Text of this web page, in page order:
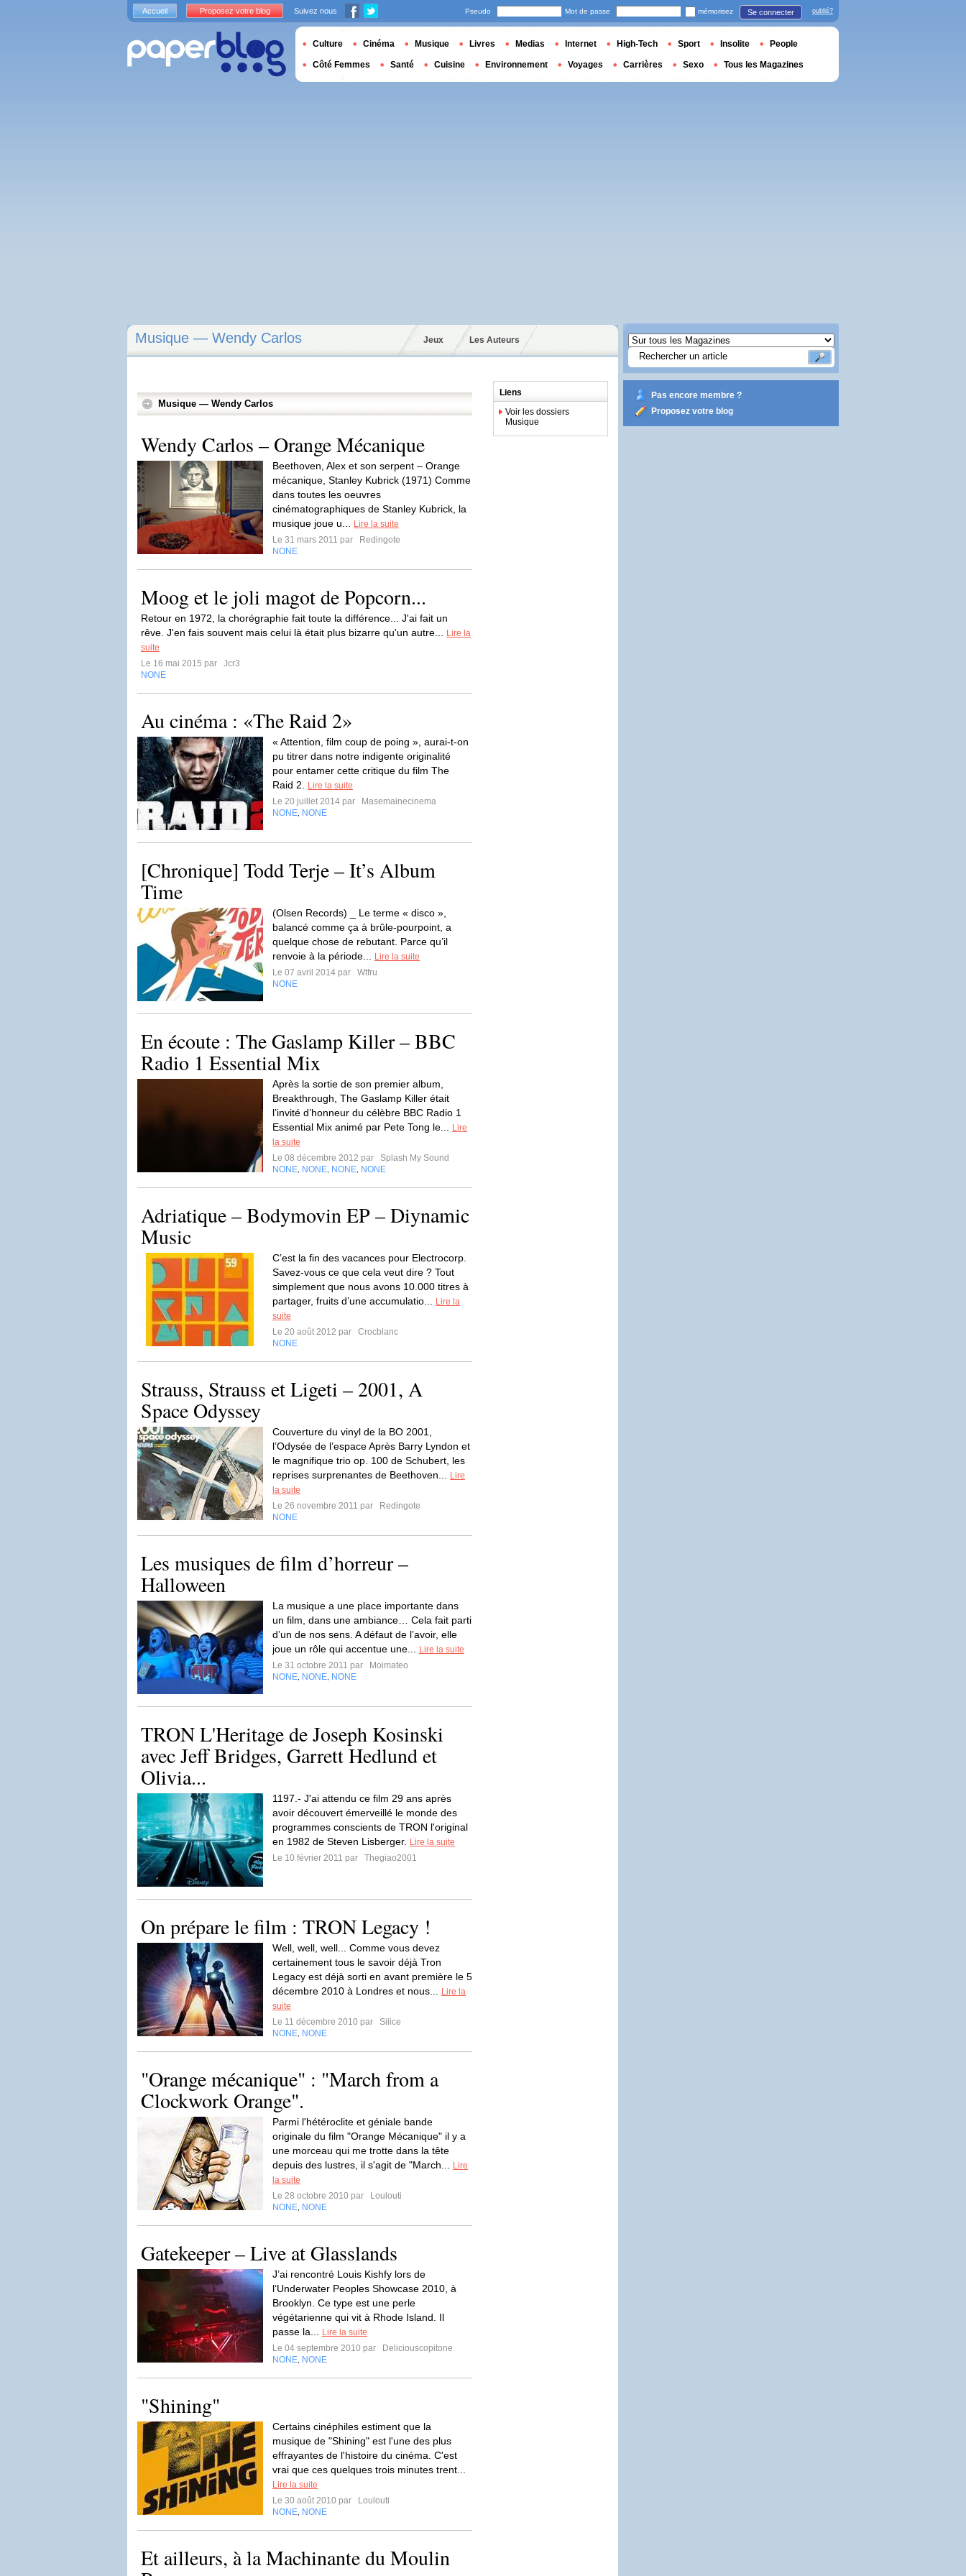
Musique — Wendy Carlos Jeux Les Auteurs
Musique — Wendy Carlos
Wendy Carlos – Orange Mécanique
Beethoven, Alex et son serpent – Orange
mécanique, Stanley Kubrick (1971) Comme
dans toutes les oeuvres
cinématographiques de Stanley Kubrick, la
musique joue u...
Lire la suite
Le 31 mars 2011 par
Redingote
NONE
Moog et le joli magot de Popcorn...
Retour en 1972, la chorégraphie fait toute la différence... J'ai fait un
rêve. J'en fais souvent mais celui là était plus bizarre qu'un autre...
Lire la
suite
Le 16 mai 2015 par
Jcr3
NONE
Au cinéma : «The Raid 2»
« Attention, film coup de poing », aurai-t-on
pu titrer dans notre indigente originalité
pour entamer cette critique du film The
Raid 2.
Lire la suite
Le 20 juillet 2014 par
Masemainecinema
NONE NONE
[Chronique] Todd Terje – It’s Album
Time
(Olsen Records) _ Le terme « disco »,
balancé comme ça à brûle-pourpoint, a
quelque chose de rebutant. Parce qu’il
renvoie à la période...
Lire la suite
Le 07 avril 2014 par
Wtfru
NONE
En écoute : The Gaslamp Killer – BBC
Radio 1 Essential Mix
Après la sortie de son premier album,
Breakthrough, The Gaslamp Killer était
l’invité d’honneur du célèbre BBC Radio 1
Essential Mix animé par Pete Tong le...
Lire
la suite
Le 08 décembre 2012 par
Splash My Sound
NONE NONE NONE NONE
Adriatique – Bodymovin EP – Diynamic
Music
C’est la fin des vacances pour Electrocorp.
Savez-vous ce que cela veut dire ? Tout
simplement que nous avons 10.000 titres à
partager, fruits d’une accumulatio...
Lire la
suite
Le 20 août 2012 par
Crocblanc
NONE
Strauss, Strauss et Ligeti – 2001, A
Space Odyssey
Couverture du vinyl de la BO 2001,
l’Odysée de l’espace Après Barry Lyndon et
le magnifique trio op. 100 de Schubert, les
reprises surprenantes de Beethoven...
Lire
la suite
Le 26 novembre 2011 par
Redingote
NONE
Les musiques de film d’horreur –
Halloween
La musique a une place importante dans
un film, dans une ambiance… Cela fait parti
d’un de nos sens. A défaut de l’avoir, elle
joue un rôle qui accentue une...
Lire la suite
Le 31 octobre 2011 par
Moimateo
NONE NONE NONE
TRON L'Heritage de Joseph Kosinski
avec Jeff Bridges, Garrett Hedlund et
Olivia...
1197.- J'ai attendu ce film 29 ans après
avoir découvert émerveillé le monde des
programmes conscients de TRON l'original
en 1982 de Steven Lisberger.
Lire la suite
Le 10 février 2011 par
Thegiao2001
On prépare le film : TRON Legacy !
Well, well, well... Comme vous devez
certainement tous le savoir déjà Tron
Legacy est déjà sorti en avant première le 5
décembre 2010 à Londres et nous...
Lire la
suite
Le 11 décembre 2010 par
Silice
NONE NONE
"Orange mécanique" : "March from a
Clockwork Orange".
Parmi l'hétéroclite et géniale bande
originale du film "Orange Mécanique" il y a
une morceau qui me trotte dans la tête
depuis des lustres, il s'agit de "March...
Lire
la suite
Le 28 octobre 2010 par
Loulouti
NONE NONE
Gatekeeper – Live at Glasslands
J’ai rencontré Louis Kishfy lors de
l‘Underwater Peoples Showcase 2010, à
Brooklyn. Ce type est une perle
végétarienne qui vit à Rhode Island. Il
passe la...
Lire la suite
Le 04 septembre 2010 par
Deliciouscopitone
NONE NONE
"Shining"
Certains cinéphiles estiment que la
musique de "Shining" est l'une des plus
effrayantes de l'histoire du cinéma. C'est
vrai que ces quelques trois minutes trent...
Lire la suite
Le 30 août 2010 par
Loulouti
NONE NONE
Et ailleurs, à la Machinante du Moulin
Liens
Voir les dossiers
Musique
Pas encore membre ?
Proposez votre blog
Accueil Proposez votre blog Suivez nous Pseudo Mot de passe mémorisez Se connecter oublié?
Culture Cinéma Musique Livres Medias Internet High-Tech Sport Insolite People
Côté Femmes Santé Cuisine Environnement Voyages Carrières Sexo Tous les Magazines